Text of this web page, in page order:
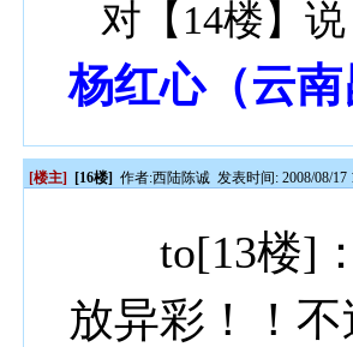
对【14楼】说
杨红心（云
[楼主] [16楼] 作者:西陆陈诚 发表时间: 2008/08/17
to[13楼]：
放异彩！！